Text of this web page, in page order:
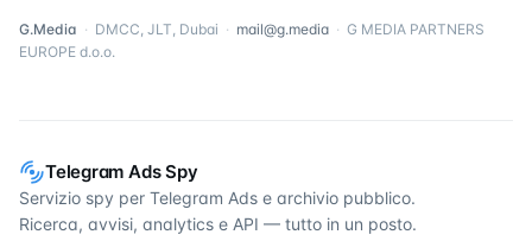
Telegram Ads Spy
Servizio spy per Telegram Ads e archivio pubblico.
Ricerca, avvisi, analytics e API — tutto in un posto.
G.Media · DMCC, JLT, Dubai · mail@g.media · G MEDIA PARTNERS
EUROPE d.o.o.